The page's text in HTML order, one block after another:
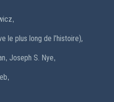
,
le plus long de l’histoire),
, Joseph S. Nye,
,